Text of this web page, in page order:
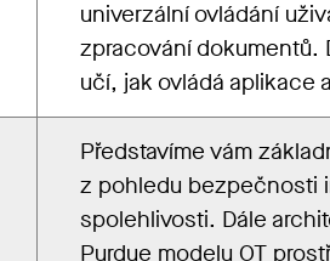
univerzální ovládání
zpracování dokumentů.
učí, jak ovládá aplikace
Představíme vám
z pohledu bezpečnosti
spolehlivosti. Dále
Purdue modelu OT